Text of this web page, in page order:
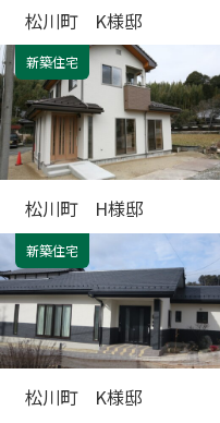
松川町 K様邸
新築住宅
松川町 H様邸
新築住宅
松川町 K様邸